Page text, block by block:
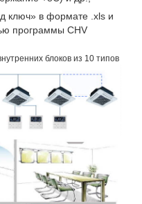
ключ» в формате .xls и
программы CHV
блоков из 10 типов